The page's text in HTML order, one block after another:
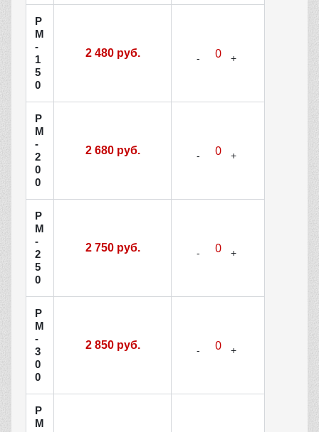
Р
М
-
1
5
0
2 480 руб.
Р
М
-
2
0
0
2 680 руб.
Р
М
-
2
5
0
2 750 руб.
Р
М
-
3
0
0
2 850 руб.
Р
М